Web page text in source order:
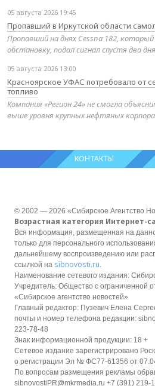
05 августа 2026 19:45
Пропавший в Иркутской области
Пропавший на днях Cessna 182,
обстановку, подал сигнал спустя два
05 августа 2026 13:00
Красноярское УФАС потребовало от
топливо
Компания «Регион 24» не смогла
выше уровня крупных нефтяных
КОНТАКТЫ
© 2002 — 2026 «Сибирское Агентство
Возрастная категория Интернет-
Вся информация, размещенная на
только для персонального
дальнейшему воспроизведению или
ссылкой на sibnovosti.ru.
Наименование сетевого издания:
Учредитель: Общество с ограниченной
«Сибирское агентство новостей»
Главный редактор: Пузевич Елена
почты и номер телефона редакции:
223-78-48
Знак информационной продукции: 18 +
Сетевое издание зарегистрировано
о регистрации Эл № ФС77-61356 от
По вопросам размещения рекламы
sibnovostiPR@mkrmedia.ru +7 (391) 219-